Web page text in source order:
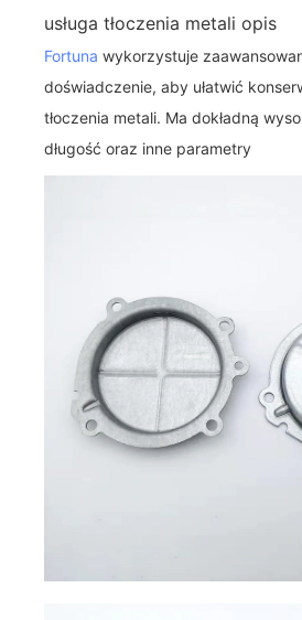
usługa tłoczenia metali opis
Fortuna wykorzystuje
doświadczenie, aby ułatwić
tłoczenia metali. Ma dokładną
długość oraz inne parametry